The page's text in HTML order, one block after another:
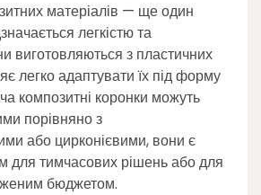
матеріалів — ще один
легкістю та
виготовляються з пластичних
легко адаптувати їх під форму
композитні коронки можуть
порівняно з
або цирконієвими, вони є
для тимчасових рішень або для
бюджетом.